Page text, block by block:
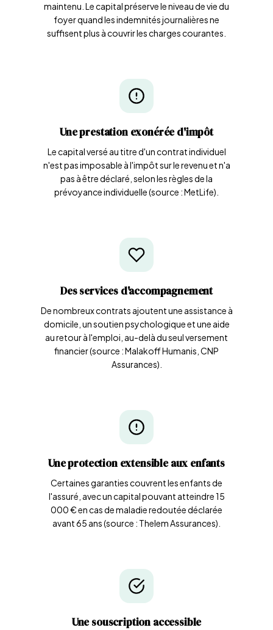
maintenu. Le capital préserve le niveau de vie du
foyer quand les indemnités journalières ne
suffisent plus à couvrir les charges courantes.
Une prestation exonérée d'impôt
Le capital versé au titre d'un contrat individuel
n'est pas imposable à l'impôt sur le revenu et n'a
pas à être déclaré, selon les règles de la
prévoyance individuelle (source : MetLife).
Des services d'accompagnement
De nombreux contrats ajoutent une assistance à
domicile, un soutien psychologique et une aide
au retour à l'emploi, au-delà du seul versement
financier (source : Malakoff Humanis, CNP
Assurances).
Une protection extensible aux enfants
Certaines garanties couvrent les enfants de
l'assuré, avec un capital pouvant atteindre 15
000 € en cas de maladie redoutée déclarée
avant 65 ans (source : Thelem Assurances).
Une souscription accessible